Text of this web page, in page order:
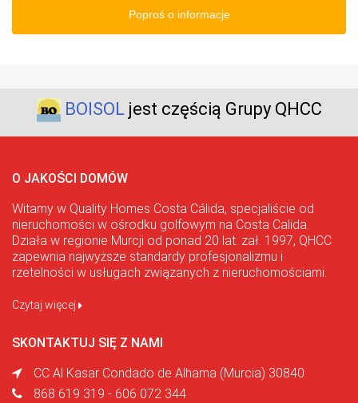
Poproś o informacje
BOISOLjest częścią Grupy QHCC
O JAKOŚCI DOMÓW
Witamy w Quality Homes Costa Cálida, specjaliście od
nieruchomości w ośrodku golfowym na Costa Calida.
Działa w regionie Murcji od ponad 20 lat. zał. 1997, QHCC
zapewnia najwyższe standardy profesjonalizmu i
rzetelności w usługach związanych z nieruchomościami.
Czytaj więcej
SKONTAKTUJ SIĘ Z NAMI
CC Al Kasar Condado de Alhama (Murcia) 30840
868 619 319 - 606 072 344